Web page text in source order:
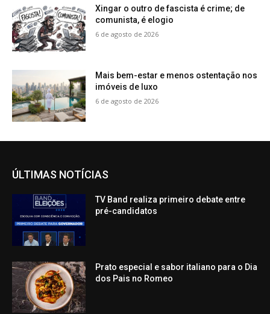
Xingar o outro de fascista é crime; de
comunista, é elogio
6 de agosto de 2026
Mais bem-estar e menos ostentação nos
imóveis de luxo
6 de agosto de 2026
ÚLTIMAS NOTÍCIAS
TV Band realiza primeiro debate entre
pré-candidatos
Prato especial e sabor italiano para o Dia
dos Pais no Romeo